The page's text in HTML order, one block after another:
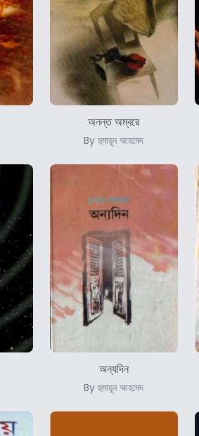
অনন্ত অম্বরে
By হুমায়ূন আহমেদ
অন্যদিন
By হুমায়ূন আহমেদ